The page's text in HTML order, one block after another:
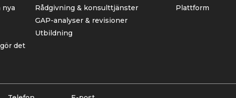
nya
det
Rådgivning & konsulttjänster
GAP-analyser & revisioner
Utbildning
Plattform